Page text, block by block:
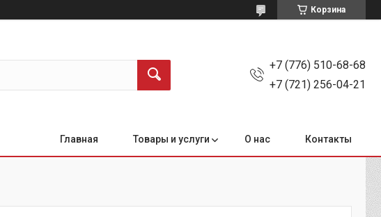
Корзина
+7 (776) 510-68-68
+7 (721) 256-04-21
Главная Товары и услуги О нас Контакты